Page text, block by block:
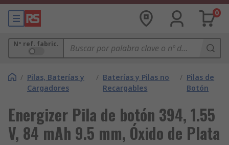
0
Nº ref. fabric.
/ Pilas, Baterías y
Cargadores
/ Baterías y Pilas no
Recargables
/ Pilas de
Botón
Energizer Pila de botón 394, 1.55
V, 84 mAh 9.5 mm, Óxido de Plata